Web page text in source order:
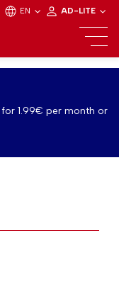
EN AD-LITE
1.99€ per month or